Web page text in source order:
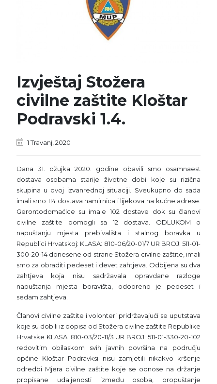
Izvještaj Stožera
civilne zaštite Kloštar
Podravski 1.4.
1 Travanj, 2020
Dana 31. ožujka 2020. godine obavili smo osamnaest
dostava osobama starije životne dobi koje su rizična
skupina u ovoj izvanrednoj situaciji. Sveukupno do sada
imali smo 114 dostava namirnica i lijekova na kućne adrese.
Gerontodomaćice su imale 102 dostave dok su članovi
civilne zaštite pomogli sa 12 dostava. ODLUKOM o
napuštanju mjesta prebivališta i stalnog boravka u
Republici Hrvatskoj: KLASA: 810-06/20-01/7 UR BROJ: 511-01-
300-20-14 donesene od strane Stožera civilne zaštite, imali
smo za obraditi pedeset i devet zahtjeva. Odbijena su dva
zahtjeva koja nisu sadržavala opravdane razloge
napuštanja mjesta boravišta, odobreno je pedeset i
sedam zahtjeva.
Članovi civilne zaštite i volonteri pridržavajući se uputstava
koje su dobili iz dopisa od Stožera civilne zaštite Republike
Hrvatske KLASA: 810-03/20-11/3 UR BROJ: 511-01-330-20-102
redovitim obilaskom svih javnih površina na području
općine Kloštar Podravksi nisu zamjetili nikakvo kršenje
odredbi Mjera civilne zaštite koje se odnose na držanje
propisane udaljenosti između osoba, propuštanje